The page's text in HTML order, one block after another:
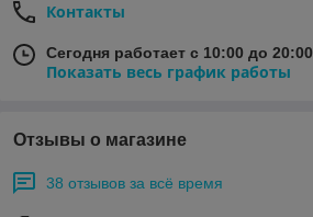
Контакты
Сегодня работает с 10:00 до 20:00
Показать весь график работы
Отзывы о магазине
38 отзывов за всё время